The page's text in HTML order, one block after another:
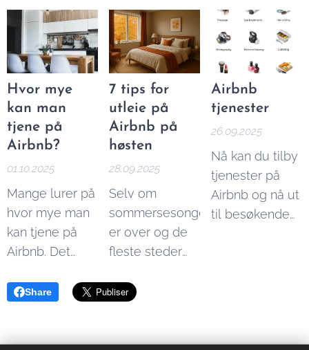
tjenester må
du ha for å
kunne drive
effektiv utleie.
Homeaway,
VRBO
Homestayog
Misterbnb
Reisende kan
ofte finne både
bedre og
overnattingsmuligheter
på disse
plattformene,
mens utleiere
kan tjene bedre
annonsere på
over 6000
besøkende
hver måned, er
vi Norges
ledende
nettsted
innenfor
formidler
korttidsleie og
overnatting
både til private
Hvor mye
kan man
tjene på
Airbnb?
01.10.2025
Mange lurer på
hvor mye man
kan tjene på
Airbnb. Det
at man kan
7 tips for
utleie på
Airbnb på
høsten
28.09.2025
Selv om
sommersesongen
er over og de
fleste steder
tilreisende
Airbnb
tjenester
26.09.2025
Nå kan du tilby
tjenester på
Airbnb og nå ut
til besøkende
Share